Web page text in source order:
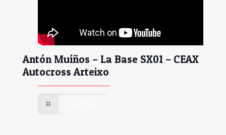
Antón Muíños – La Base SX01 – CEAX
Autocross Arteixo